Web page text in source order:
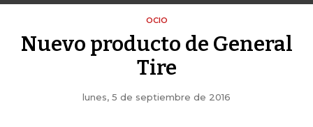
OCIO
Nuevo producto de General
Tire
lunes, 5 de septiembre de 2016